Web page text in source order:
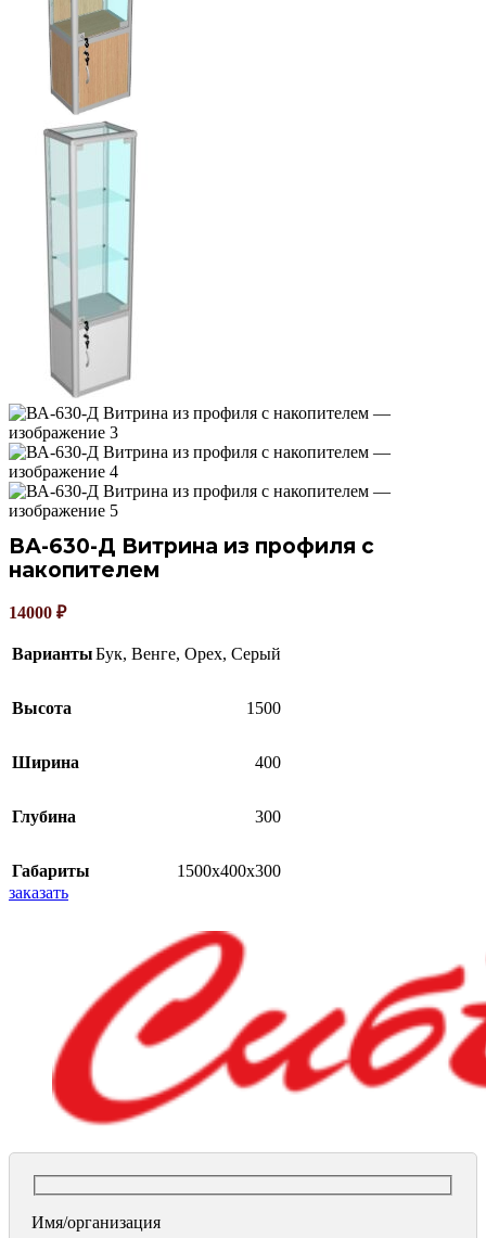
ВА-630-Д Витрина из профиля с
накопителем
14000 ₽
ВариантыБук, Венге, Орех, Серый
Высота 1500
Ширина 400
Глубина 300
Габариты
1500х400х300
заказать
Имя/организация